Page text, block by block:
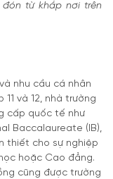
từ khắp nơi trên
nhu cầu cá nhân
và 12, nhà trường
cấp quốc tế như
Baccalaureate (IB),
thiết cho sự nghiệp
hoặc Cao đẳng.
cũng được trường